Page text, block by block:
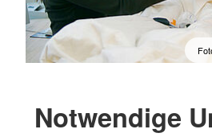
Notwendige